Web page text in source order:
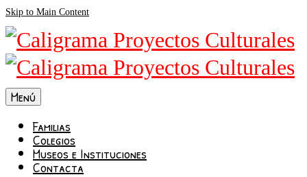
Skip to Main Content
Menú
Familias
Colegios
Museos e Instituciones
Contacta